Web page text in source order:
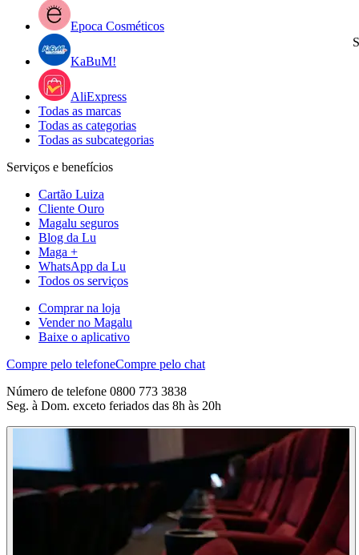
Epoca Cosméticos
KaBuM!
AliExpress
Todas as marcas
Todas as categorias
Todas as subcategorias
Serviços e benefícios
Cartão Luiza
Cliente Ouro
Magalu seguros
Blog da Lu
Maga +
WhatsApp da Lu
Todos os serviços
Comprar na loja
Vender no Magalu
Baixe o aplicativo
Compre pelo telefoneCompre pelo chat
Número de telefone 0800 773 3838
Seg. à Dom. exceto feriados das 8h às 20h